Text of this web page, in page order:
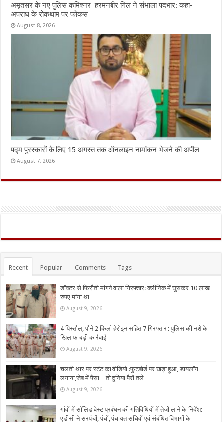
अमृतसर के नए पुलिस कमिश्नर हरमनबीर गिल ने संभाला पदभार: कहा-
अपराध के रोकथाम पर फोकस
August 8, 2026
पद्म पुरस्कारों के लिए 15 अगस्त तक ऑनलाइन नामांकन भेजने की अपील
August 7, 2026
Recent Popular Comments Tags
डॉक्टर से फिरौती मांगने वाला गिरफ्तार: क्लीनिक में घुसकर 10 लाख
रुपए मांगा था
August 9, 2026
4 पिस्तौल, पौने 2 किलो हेरोइन सहित 7 गिरफ्तार : पुलिस की नशे के
खिलाफ बड़ी कार्रवाई
August 9, 2026
चलती थार पर स्टंट का वीडियो :फुटबोर्ड पर खड़ा हुआ, डायलॉग
लगाया,जेब में पैसा…तो दुनिया पैरों तले
August 9, 2026
गांवों में सॉलिड वेस्ट प्रबंधन की गतिविधियों में तेजी लाने के निर्देश:
एडीसी ने सरपंचों, पंचों, पंचायत सचिवों एवं संबंधित विभागों के